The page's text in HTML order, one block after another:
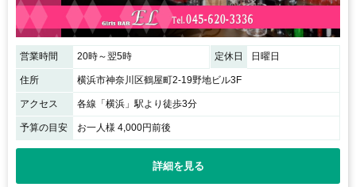
営業時間 20時～翌5時 定休日 日曜日
住所 横浜市神奈川区鶴屋町2-19野地ビル3F
アクセス 各線「横浜」駅より徒歩3分
予算の目安 お一人様 4,000円前後
詳細を見る